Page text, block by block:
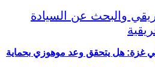
في غزة: هل يتحقق وعد موهوزي بحماية